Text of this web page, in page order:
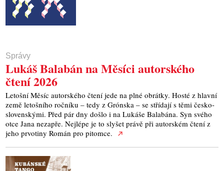
Správy
Lukáš Balabán na Měsíci autorského
čtení 2026
Letošní Měsíc autorského čtení jede na plné obrátky. Hosté z hlavní
země letošního ročníku – tedy z Grónska – se střídají s těmi česko-
slovenskými. Před pár dny došlo i na Lukáše Balabána. Syn svého
otce Jana nezapře. Nejlépe je to slyšet právě při autorském čtení z
jeho prvotiny Román pro pitomce.